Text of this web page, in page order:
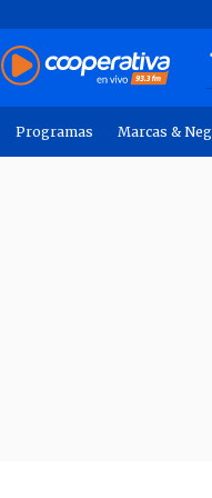
Programas Marcas &